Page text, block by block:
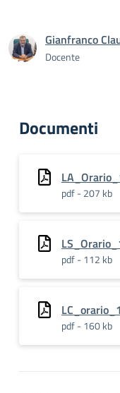
Gianfranco
Docente
Documenti
pdf - 207 kb
pdf - 112 kb
pdf - 160 kb